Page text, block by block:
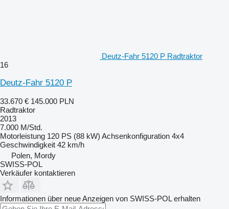
Deutz-Fahr 5120 P Radtraktor
16
Deutz-Fahr 5120 P
33.670 € 145.000 PLN
Radtraktor
2013
7.000 M/Std.
Motorleistung 120 PS (88 kW) Achsenkonfiguration 4x4
Geschwindigkeit 42 km/h
Polen, Mordy
SWISS-POL
Verkäufer kontaktieren
Informationen über neue Anzeigen von SWISS-POL erhalten